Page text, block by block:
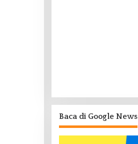
Baca di Google News